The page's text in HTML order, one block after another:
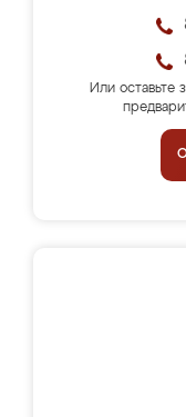
Или оставьте